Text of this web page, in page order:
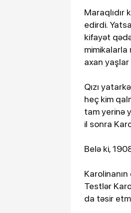
Maraqlıdır
edirdi.
kifayət
mimikalarla
axan yaşlar
Qızı
heç kim
tam yerinə
il sonra
Belə ki,
Karolinanın
Testlər
da təsir